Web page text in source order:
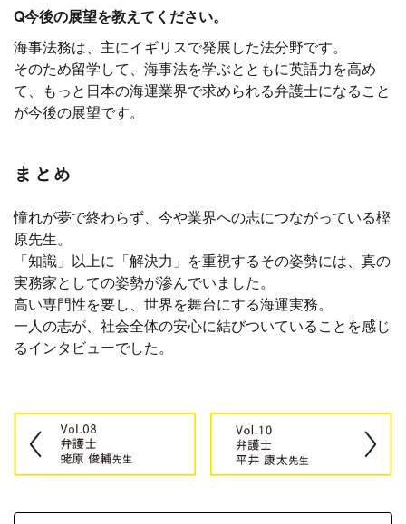
Q今後の展望を教えてください。
海事法務は、主にイギリスで発展した法分野です。
そのため留学して、海事法を学ぶとともに英語力を高め
て、もっと日本の海運業界で求められる弁護士になること
が今後の展望です。
まとめ
憧れが夢で終わらず、今や業界への志につながっている樫
原先生。
「知識」以上に「解決力」を重視するその姿勢には、真の
実務家としての姿勢が滲んでいました。
高い専門性を要し、世界を舞台にする海運実務。
一人の志が、社会全体の安心に結びついていることを感じ
るインタビューでした。